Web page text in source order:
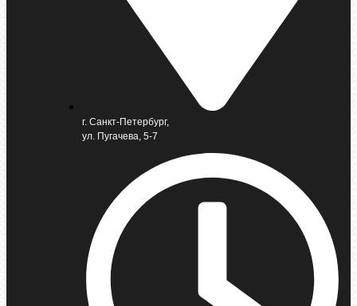
г. Санкт-Петербург,
ул. Пугачева, 5-7